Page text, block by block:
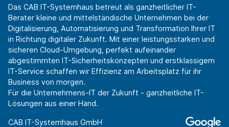
Das CAB IT-Systemhaus betreut als ganzheitlicher IT-
Berater kleine und mittelständische Unternehmen bei der
Digitalisierung, Automatisierung und Transformation Ihrer IT
in Richtung digitaler Zukunft. Mit einer leistungsstarken und
sicheren Cloud-Umgebung, perfekt aufeinander
abgestimmten IT-Sicherheitskonzepten und erstklassigem
IT-Service schaffen wir Effizienz am Arbeitsplatz für ihr
Business von morgen.
Für die Unternehmens-IT der Zukunft - ganzheitliche IT-
Lösungen aus einer Hand.
CAB IT-Systemhaus GmbH